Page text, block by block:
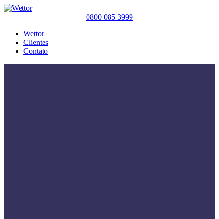
0800 085 3999
Wettor
Clientes
Contato